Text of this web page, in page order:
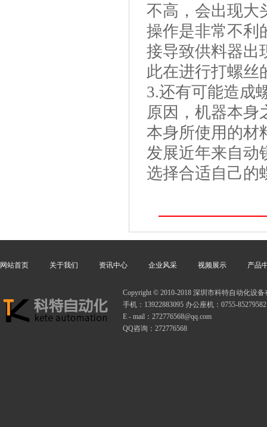
不高，会出现大
操作是非常不利
接导致供料器出
此在进行打螺丝
3.还有可能造成
原因，机器本身
本身所使用的材
发展近年来自动
选择合适自己的
网站首页 关于我们 资讯中心 企业风采 视频展示 产品
Copyright © 2010-2018 深圳市科特自动化设
手机：13922883095 办公座机：0755-85279582
E - mail：272776568@qq.com
QQ咨询：272776568